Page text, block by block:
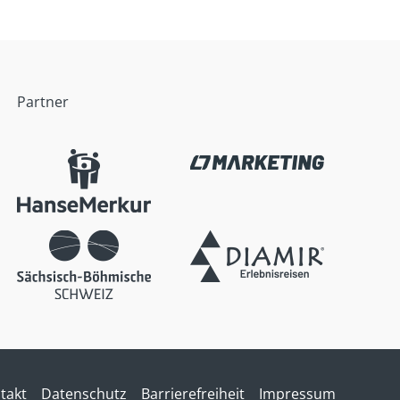
Partner
Datenschutz Barrierefreiheit Impressum